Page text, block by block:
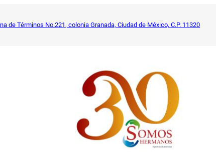
de Términos No.221, colonia Granada, Ciudad de México, C.P. 11320